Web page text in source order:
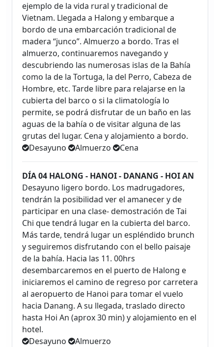
ejemplo de la vida rural y tradicional de
Vietnam. Llegada a Halong y embarque a
bordo de una embarcación tradicional de
madera “junco”. Almuerzo a bordo. Tras el
almuerzo, continuaremos navegando y
descubriendo las numerosas islas de la Bahía
como la de la Tortuga, la del Perro, Cabeza de
Hombre, etc. Tarde libre para relajarse en la
cubierta del barco o si la climatología lo
permite, se podrá disfrutar de un baño en las
aguas de la bahía o de visitar alguna de las
grutas del lugar. Cena y alojamiento a bordo.
Desayuno
Almuerzo Cena
DÍA 04 HALONG - HANOI - DANANG - HOI AN
Desayuno ligero bordo. Los madrugadores,
tendrán la posibilidad ver el amanecer y de
participar en una clase- demostración de Tai
Chi que tendrá lugar en la cubierta del barco.
Más tarde, tendrá lugar un espléndido brunch
y seguiremos disfrutando con el bello paisaje
de la bahía. Hacia las 11. 00hrs
desembarcaremos en el puerto de Halong e
iniciaremos el camino de regreso por carretera
al aeropuerto de Hanoi para tomar el vuelo
hacia Danang. A su llegada, traslado directo
hasta Hoi An (aprox 30 min) y alojamiento en el
hotel.
Desayuno
Almuerzo